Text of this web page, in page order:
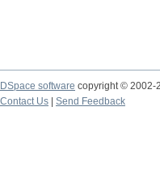
DSpace software copyright © 2002-
Contact Us
Send Feedback